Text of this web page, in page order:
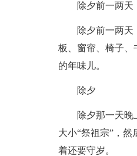
除夕前一两天
除夕前一两
板、窗帘、椅子、
的年味儿。
除夕
除夕那一天
大小“祭祖宗”，
着还要守岁。